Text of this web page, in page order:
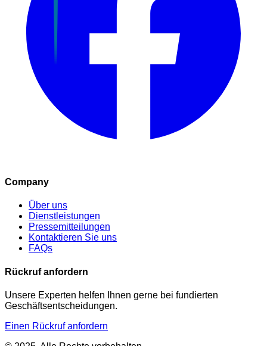
Company
Über uns
Dienstleistungen
Pressemitteilungen
Kontaktieren Sie uns
FAQs
Rückruf anfordern
Unsere Experten helfen Ihnen gerne bei fundierten
Geschäftsentscheidungen.
Einen Rückruf anfordern